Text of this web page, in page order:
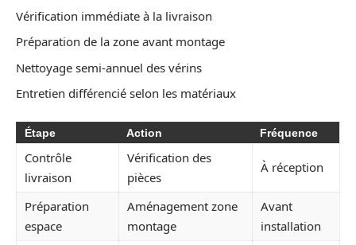
Vérification immédiate à la livraison
Préparation de la zone avant montage
Nettoyage semi-annuel des vérins
Entretien différencié selon les matériaux
Étape Action Fréquence
Contrôle
livraison
Vérification des
pièces
À réception
Préparation
espace
Aménagement zone
montage
Avant
installation